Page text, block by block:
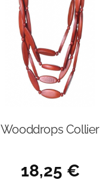
Wooddrops Collier
18,25 €